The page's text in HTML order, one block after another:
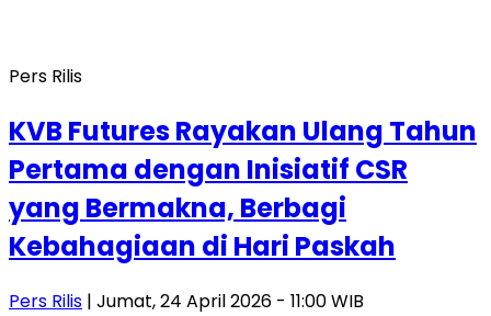
Pers Rilis
KVB Futures Rayakan Ulang Tahun
Pertama dengan Inisiatif CSR
yang Bermakna, Berbagi
Kebahagiaan di Hari Paskah
Pers Rilis | Jumat, 24 April 2026 - 11:00 WIB